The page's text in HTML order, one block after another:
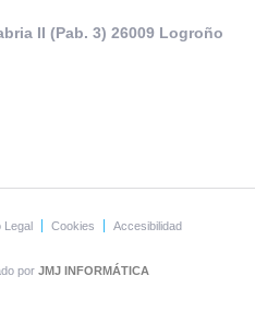
II (Pab. 3) 26009 Logroño
Legal Cookies Accesibilidad
por JMJ INFORMÁTICA